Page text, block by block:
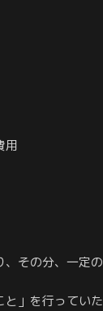
用
その分、一定の
と」を行ってい